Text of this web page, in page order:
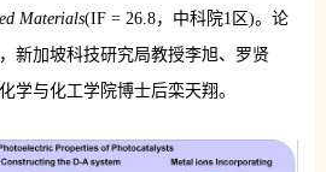
Materials(IF = 26.8，中科院1区)。论
新加坡科技研究局教授李旭、罗贤
学与化工学院博士后栾天翔。